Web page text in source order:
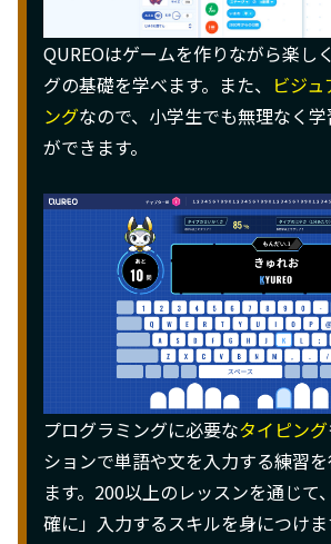
QUREOはゲームを作りながら楽し
グの基礎を学べます。また、 ビジ
ングなので、小学生でも無理なく
ができます。
プログラミングに必要なタイピング
ションで単語や文を入力する練習
ます。200以上のレッスンを通じて
確に」入力するスキルを身につけま